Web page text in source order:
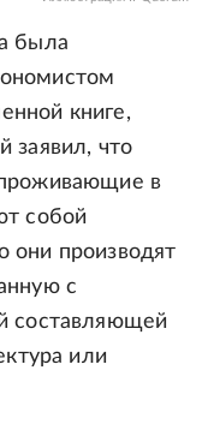
была
книге,
заявил, что
в
собой
они производят
с
составляющей
или